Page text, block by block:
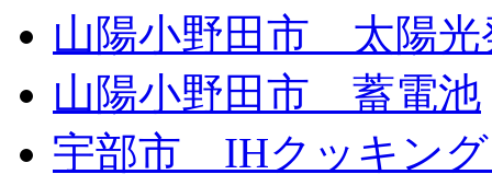
山陽小野田市 太陽光
山陽小野田市 蓄電池
宇部市 IHクッキング